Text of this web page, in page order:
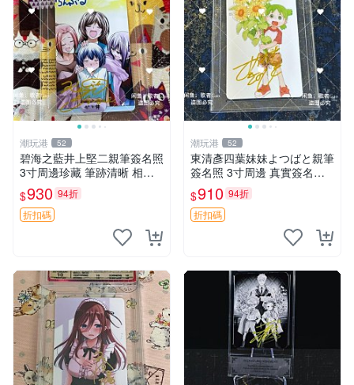
潮玩港 52
碧海之藍井上堅二親筆簽名照
3寸周邊珍藏 筆跡清晰 相框
精美 碧海之藍 簽名照片 井上
堅二 周邊品
$930 94折
折扣碼
潮玩港 52
東清彥四葉妹妹よつばと親筆
簽名照 3寸周邊 真實簽名收
藏品 相框相紙包裝 よつばと
四葉妹妹 東清彥
$910 94折
折扣碼